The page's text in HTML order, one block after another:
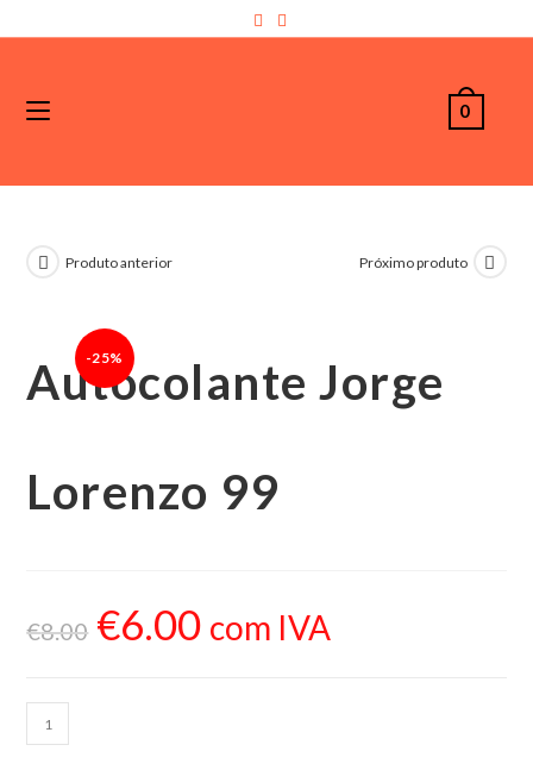
0
-25%
Produto anterior Próximo produto
Autocolante Jorge
Lorenzo 99
€8.00 €6.00 com IVA